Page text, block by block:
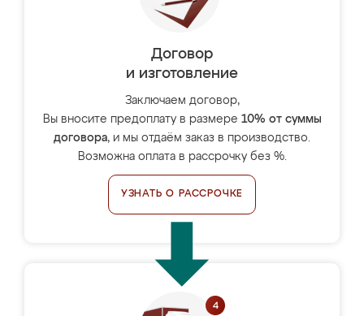
Договор
и изготовление
Заключаем договор,
Вы вносите предоплату в размере 10% от суммы
договора, и мы отдаём заказ в производство.
Возможна оплата в рассрочку без %.
УЗНАТЬ О РАССРОЧКЕ